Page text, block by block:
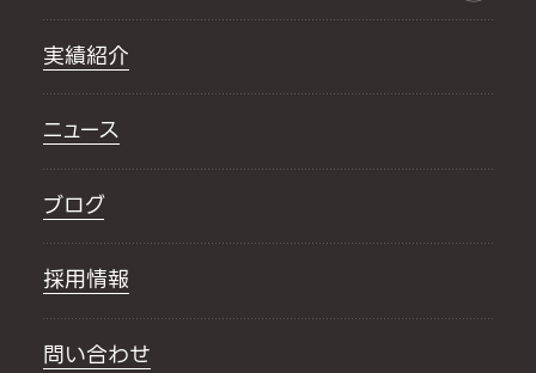
実績紹介
ニュース
ブログ
採用情報
問い合わせ